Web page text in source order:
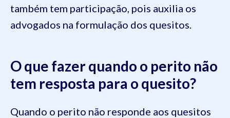
também tem participação, pois auxilia os
advogados na formulação dos quesitos.
O que fazer quando o perito não
tem resposta para o quesito?
Quando o perito não responde aos quesitos